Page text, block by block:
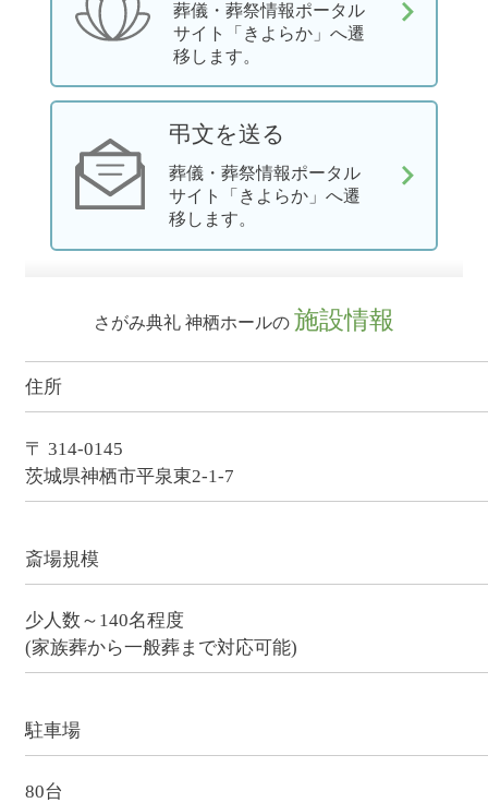
葬儀・葬祭情報ポータル
サイト「きよらか」へ遷
移します。
弔文を送る
葬儀・葬祭情報ポータル
サイト「きよらか」へ遷
移します。
さがみ典礼 神栖ホールの 施設情報
住所
〒 314-0145
茨城県神栖市平泉東2-1-7
斎場規模
少人数～140名程度
(家族葬から一般葬まで対応可能)
駐車場
80台